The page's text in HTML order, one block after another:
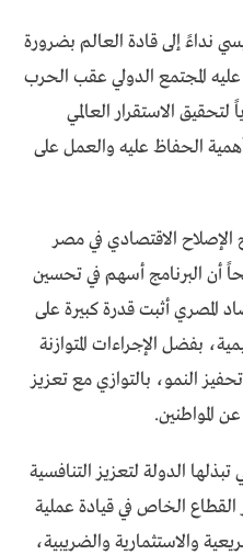
نداءً إلى قادة العالم بضرورة
المجتمع الدولي عقب الحرب
لتحقيق الاستقرار العالمي
أهمية الحفاظ عليه والعمل على
الاقتصادي في مصر
أن البرنامج أسهم في تحسين
المصري أثبت قدرة كبيرة على
بفضل الإجراءات المتوازنة
النمو، بالتوازي مع تعزيز
المواطنين.
الدولة لتعزيز التنافسية
الخاص في قيادة عملية
والاستثمارية والضريبية،